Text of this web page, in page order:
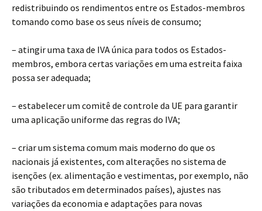
redistribuindo os rendimentos entre os Estados-membros
tomando como base os seus níveis de consumo;
– atingir uma taxa de IVA única para todos os Estados-
membros, embora certas variações em uma estreita faixa
possa ser adequada;
– estabelecer um comitê de controle da UE para garantir
uma aplicação uniforme das regras do IVA;
– criar um sistema comum mais moderno do que os
nacionais já existentes, com alterações no sistema de
isenções (ex. alimentação e vestimentas, por exemplo, não
são tributados em determinados países), ajustes nas
variações da economia e adaptações para novas